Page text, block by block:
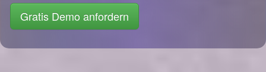
Gratis Demo anfordern